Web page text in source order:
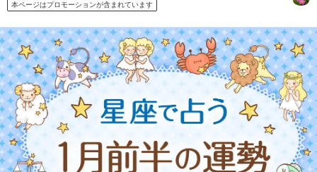
本ページはプロモーションが含まれています